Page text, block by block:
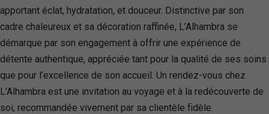
apportant éclat, hydratation, et douceur. Distinctive par son
cadre chaleureux et sa décoration raffinée, L’Alhambra se
démarque par son engagement à offrir une expérience de
détente authentique, appréciée tant pour la qualité de ses soins
que pour l’excellence de son accueil. Un rendez-vous chez
L’Alhambra est une invitation au voyage et à la redécouverte de
soi, recommandée vivement par sa clientèle fidèle.